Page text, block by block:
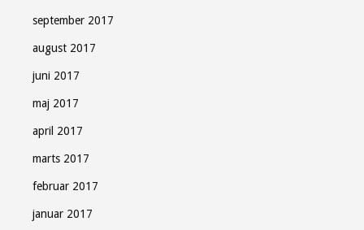
september 2017
august 2017
juni 2017
maj 2017
april 2017
marts 2017
februar 2017
januar 2017